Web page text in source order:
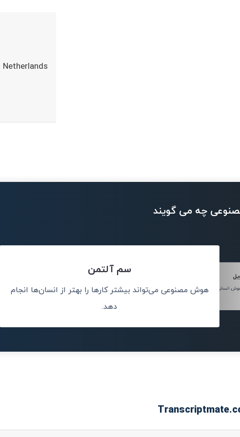
Netherlands
چه می گویند
از هوش انسانی پیشی خواهد
سم آلتمن
هوش مصنوعی می‌تواند بیشتر کارها را بهتر از انسان‌ها انجام
دهد.
هوش مصنوعی